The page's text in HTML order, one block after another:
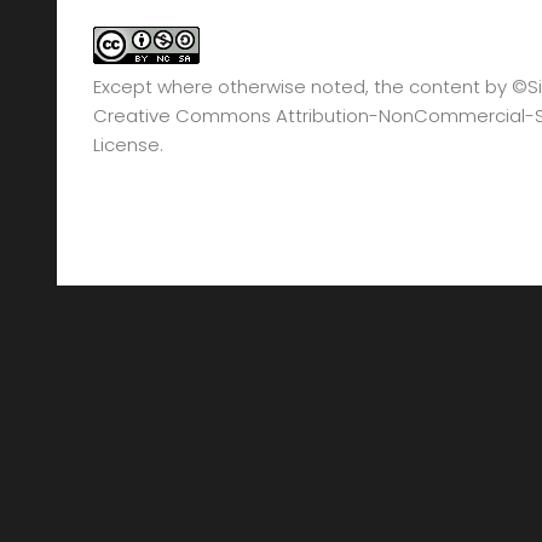
Except where otherwise noted, the content by
Creative Commons Attribution-NonCommercial-
License.